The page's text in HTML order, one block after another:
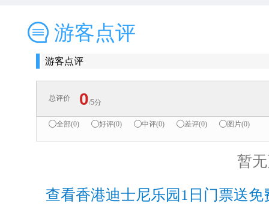
游客点评
游客点评
总评价 0/5分
全部(0) 好评(0) 中评(0) 差评(0) 图片(0)
暂
查看香港迪士尼乐园1日门票送免